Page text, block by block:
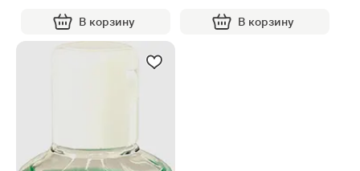
В корзину В корзину